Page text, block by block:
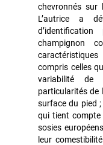
chevronnés sur
L’autrice a
champignon
compris celles
variabilité de
particularités de
surface du pied
qui tient
sosies
leur